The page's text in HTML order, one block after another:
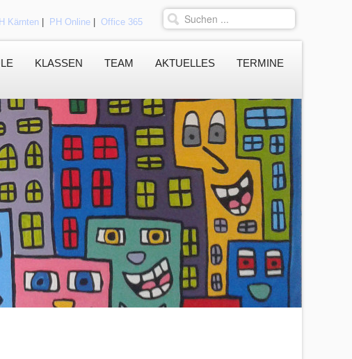
Kärnten PH Online Office 365
KLASSEN TEAM AKTUELLES TERMINE